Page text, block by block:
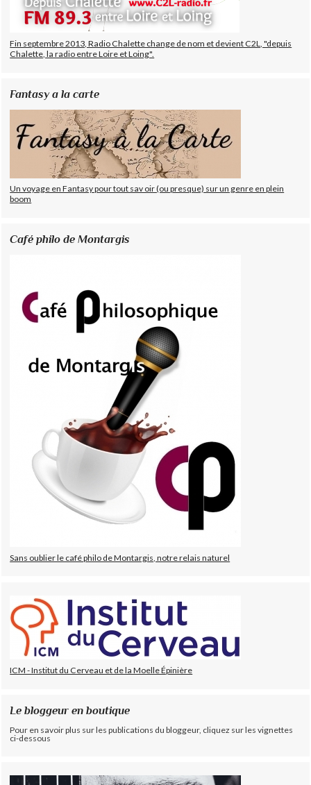
Fin septembre 2013, Radio Chalette change de nom et devient C2L, "depuis
Chalette, la radio entre Loire et Loing".
Fantasy a la carte
Un voyage en Fantasy pour tout sav oir (ou presque) sur un genre en plein
boom
Café philo de Montargis
Sans oublier le café philo de Montargis, notre relais naturel
ICM - Institut du Cerveau et de la Moelle Épinière
Le bloggeur en boutique
Pour en savoir plus sur les publications du bloggeur, cliquez sur les vignettes
ci-dessous